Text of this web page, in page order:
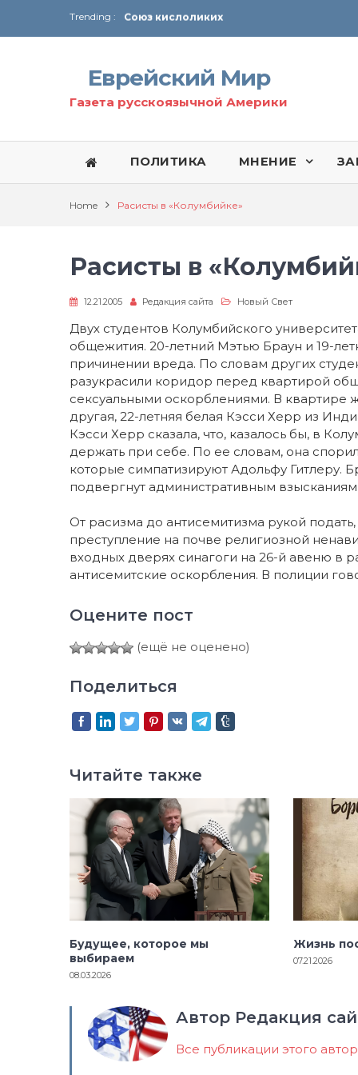
Trending :
Соглашение США с Ираном
Технология Революции в Иране
От Ирана до Ливана и Газы
Еврейский Мир
Газета русскоязычной Америки
ПОЛИТИКА МНЕНИЕ
Home Расисты в «Колумбийке»
Расисты в
12.21.2005 Редакция сайта Новый Свет
Двух студентов Колумбийского
общежития. 20-летний Мэтью Браун и 19-
причинении вреда. По словам других
разукрасили коридор перед квартирой
сексуальными оскорблениями. В квартире
другая, 22-летняя белая Кэсси Херр из
Кэсси Херр сказала, что, казалось бы, в
держать при себе. По ее словам, она
которые симпатизируют Адольфу Гитлеру.
подвергнут административным взысканиям.
От расизма до антисемитизма рукой
преступление на почве религиозной
входных дверях синагоги на 26-й авеню в
антисемитские оскорбления. В полиции
Оцените пост
(ещё не оценено)
Поделиться
Читайте также
Будущее, которое мы
выбираем
08.03.2026
Жизнь
07.21.2026
Автор Редакция
Все публикации этого